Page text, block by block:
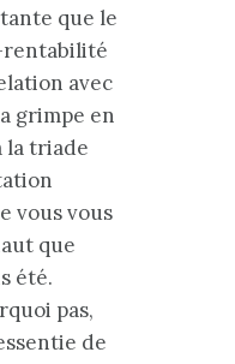
que le
avec
grimpe en
la triade
vous vous
que
été.
pas,
de